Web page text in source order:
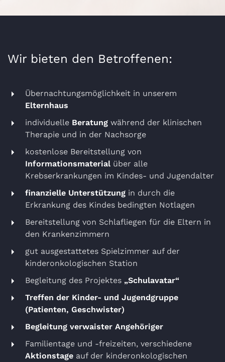
Wir bieten den Betroffenen:
Übernachtungsmöglichkeit in unserem
Elternhaus
individuelle Beratung während der klinischen
Therapie und in der Nachsorge
kostenlose Bereitstellung von
Informationsmaterial über alle
Krebserkrankungen im Kindes- und Jugendalter
finanzielle Unterstützung in durch die
Erkrankung des Kindes bedingten Notlagen
Bereitstellung von Schlafliegen für die Eltern in
den Krankenzimmern
gut ausgestattetes Spielzimmer auf der
kinderonkologischen Station
Begleitung des Projektes „Schulavatar“
Treffen der Kinder- und Jugendgruppe
(Patienten, Geschwister)
Begleitung verwaister Angehöriger
Familientage und -freizeiten, verschiedene
Aktionstage auf der kinderonkologischen